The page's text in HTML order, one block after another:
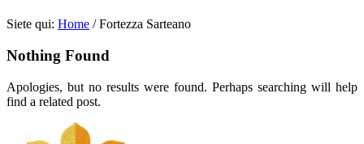
Siete qui: Home / Fortezza Sarteano
Nothing Found
Apologies, but no results were found. Perhaps searching will help
find a related post.